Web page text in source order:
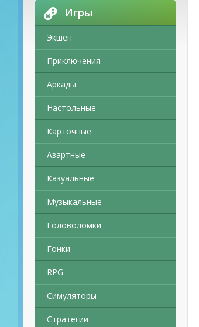
Игры
Экшен
Приключения
Аркады
Настольные
Карточные
Азартные
Казуальные
Музыкальные
Головоломки
Гонки
RPG
Симуляторы
Стратегии